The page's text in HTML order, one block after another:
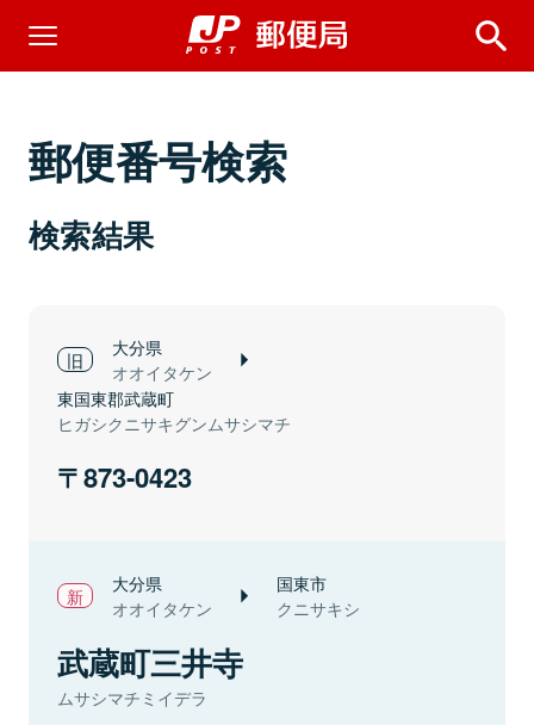
郵便番号検索
検索結果
大分県
オオイタケン
東国東郡武蔵町
ヒガシクニサキグンムサシマチ
873-0423
大分県
オオイタケン
国東市
クニサキシ
武蔵町三井寺
ムサシマチミイデラ